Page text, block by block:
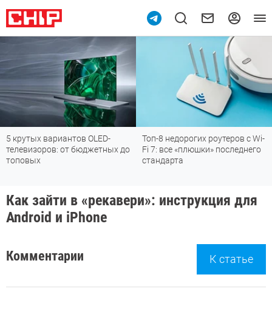
вариантов OLED-
от бюджетных до
Топ-8 недорогих роутеров с Wi-
Fi 7: все «плюшки» последнего
стандарта
Как зайти в «рекавери»: инструкция для
Android и iPhone
Комментарии К статье